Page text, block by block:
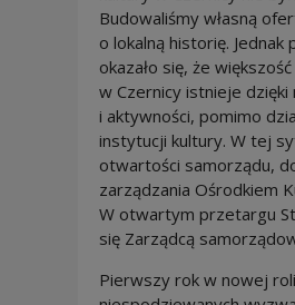
Budowaliśmy własną
o lokalną historię. Jednak
okazało się, że
w Czernicy istnieje
i aktywności, pomimo
instytucji kultury. W tej
otwartości samorządu,
zarządzania Ośrodkiem
W otwartym przetargu
się Zarządcą
Pierwszy rok w nowej roli